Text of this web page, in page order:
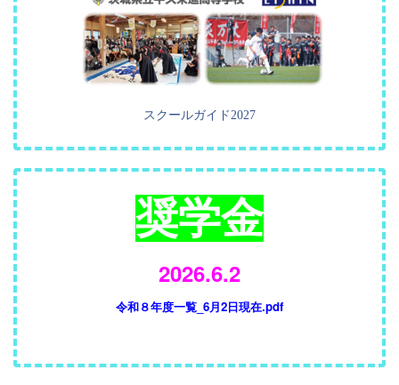
スクールガイド2027
奨学金
2026.6.2
令和８年度一覧_6月2日現在.pdf